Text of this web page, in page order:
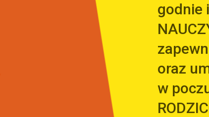
godnie
oraz
w